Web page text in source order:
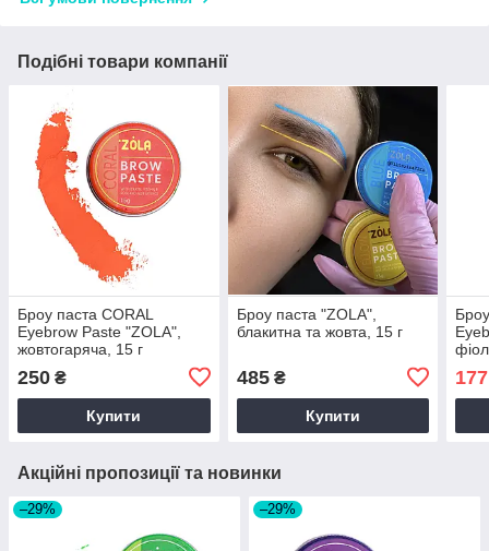
Подібні товари компанії
Броу паста CORAL
Eyebrow Paste "ZOLA",
жовтогаряча, 15 г
250 ₴
Купити
Броу паста "ZOLA",
блакитна та жовта, 15 г
485₴
Купити
Акційні пропозиції та новинки
–29% –29%